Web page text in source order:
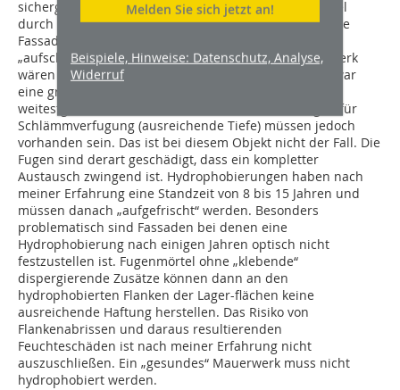
sichergestellt sein, dass kein Schlagregen zum Beispiel
durch Flankenabrisse die größer als 0,1 mm sind, in die
Fassade dringt. Der Feuchtehaushalt würde sich
„aufschaukeln“; langfristige Zerstörungen im Mauerwerk
wären die Folge. Durch eine Schlämmverfugung ist zwar
eine große Sicherheit gegeben, Flankenabrisse sind
weitestgehend auszuschließen, die Voraussetzungen für
Schlämmverfugung (ausreichende Tiefe) müssen jedoch
vorhanden sein. Das ist bei diesem Objekt nicht der Fall. Die
Fugen sind derart geschädigt, dass ein kompletter
Austausch zwingend ist. Hydrophobierungen haben nach
meiner Erfahrung eine Standzeit von 8 bis 15 Jahren und
müssen danach „aufgefrischt“ werden. Besonders
problematisch sind Fassaden bei denen eine
Hydrophobierung nach einigen Jahren optisch nicht
festzustellen ist. Fugenmörtel ohne „klebende“
dispergierende Zusätze können dann an den
hydrophobierten Flanken der Lager-flächen keine
ausreichende Haftung herstellen. Das Risiko von
Flankenabrissen und daraus resultierenden
Feuchteschäden ist nach meiner Erfahrung nicht
auszuschließen. Ein „gesundes“ Mauerwerk muss nicht
hydrophobiert werden.
Melden Sie sich jetzt an!
Beispiele, Hinweise: Datenschutz, Analyse,
Widerruf